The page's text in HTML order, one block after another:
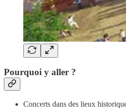
Pourquoi y aller ?
Concerts dans des lieux